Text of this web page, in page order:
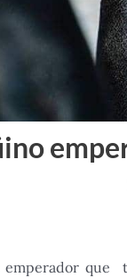
emperador